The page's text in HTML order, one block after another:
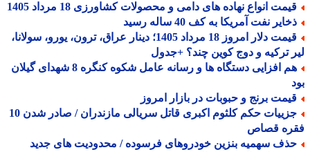
انواع نهاده های دامی و محصولات کشاورزی 18 مرداد 1405
نفت آمریکا به کف 40 ساله رسید
قیمت دلار امروز 18 مرداد 1405؛ دینار عراق، ترون، یورو، سولانا،
ترکیه و دوج کوین چند؟ +جدول
هم افزایی دستگاه ها و رسانه عامل شکوه کنگره 8 شهدای گیلان
برنج و حبوبات در بازار امروز
جزییات حکم کلثوم اکبری قاتل سریالی مازندران / صادر شدن 10
قصاص
سهمیه بنزین خودروهای فرسوده / محدودیت های جدید